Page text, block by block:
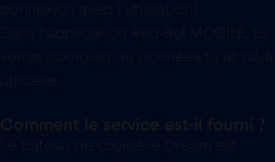
connexion avec l’utilisation)
Dans l’application Red Bul MOBILE, tu
verras combien de données tu as déjà
utilisées.
Comment le service est-il fourni ?
Le bateau de croisière Dream est